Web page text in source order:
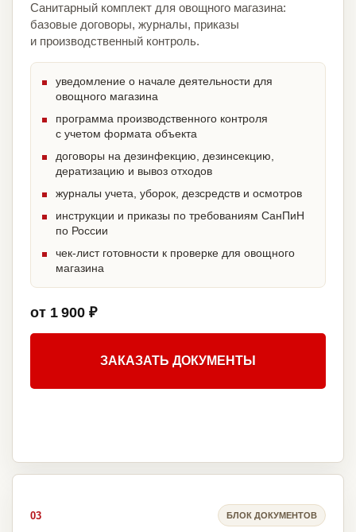
Санитарный комплект для овощного магазина:
базовые договоры, журналы, приказы
и производственный контроль.
уведомление о начале деятельности для
овощного магазина
программа производственного контроля
с учетом формата объекта
договоры на дезинфекцию, дезинсекцию,
дератизацию и вывоз отходов
журналы учета, уборок, дезсредств и осмотров
инструкции и приказы по требованиям СанПиН
по России
чек-лист готовности к проверке для овощного
магазина
от 1 900 ₽
ЗАКАЗАТЬ ДОКУМЕНТЫ
03 БЛОК ДОКУМЕНТОВ